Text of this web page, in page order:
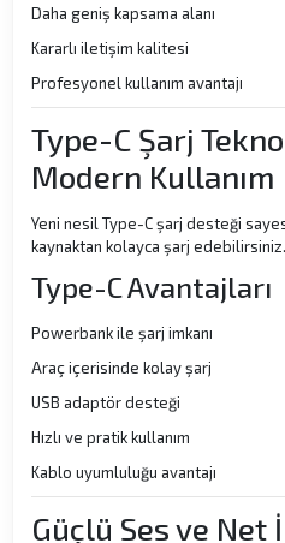
Daha geniş kapsama alanı
Kararlı iletişim kalitesi
Profesyonel kullanım avantajı
Type-C Şarj
Modern Kullanım
Yeni nesil Type-C şarj desteği
kaynaktan kolayca şarj edebilirsiniz.
Type-C Avantajları
Powerbank ile şarj imkanı
Araç içerisinde kolay şarj
USB adaptör desteği
Hızlı ve pratik kullanım
Kablo uyumluluğu avantajı
Güçlü Ses ve Net